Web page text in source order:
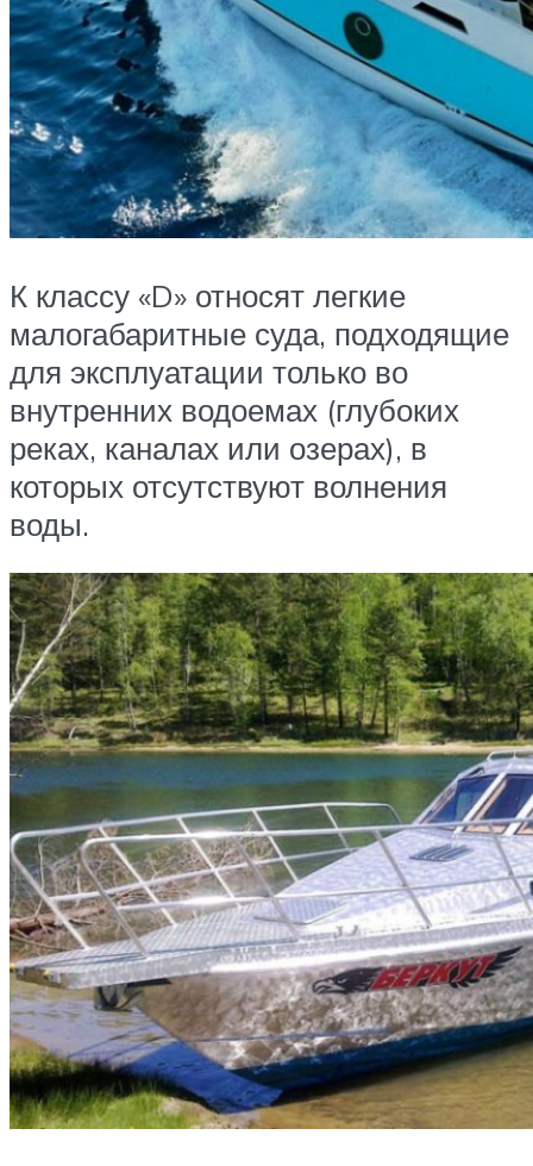
К классу «D» относят легкие
малогабаритные суда, подходящие
для эксплуатации только во
внутренних водоемах (глубоких
реках, каналах или озерах), в
которых отсутствуют волнения
воды.